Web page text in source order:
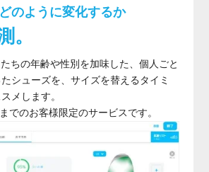
のように変化するか
。
ちの年齢や性別を加味した、個人ごと
シューズを、サイズを替えるタイミ
メします。
でのお客様限定のサービスです。